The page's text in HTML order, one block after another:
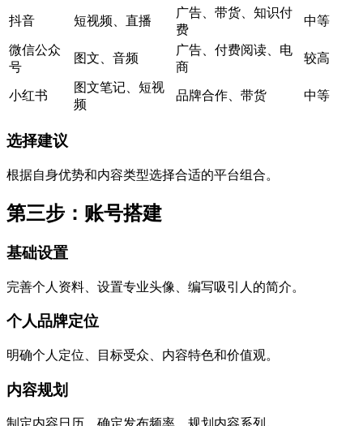
抖音 短视频、直播
广告、带货、知识付
费
中等
微信公众
号
图文、音频
广告、付费阅读、电
商
较高
小红书
图文笔记、短视
频
品牌合作、带货 中等
选择建议
根据自身优势和内容类型选择合适的平台组合。
第三步：账号搭建
基础设置
完善个人资料、设置专业头像、编写吸引人的简介。
个人品牌定位
明确个人定位、目标受众、内容特色和价值观。
内容规划